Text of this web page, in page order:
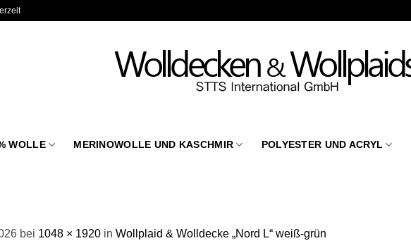
WOLLE MERINOWOLLE UND KASCHMIR POLYESTER UND ACRYL
bei 1048 × 1920 in Wollplaid & Wolldecke „Nord L“ weiß-grün